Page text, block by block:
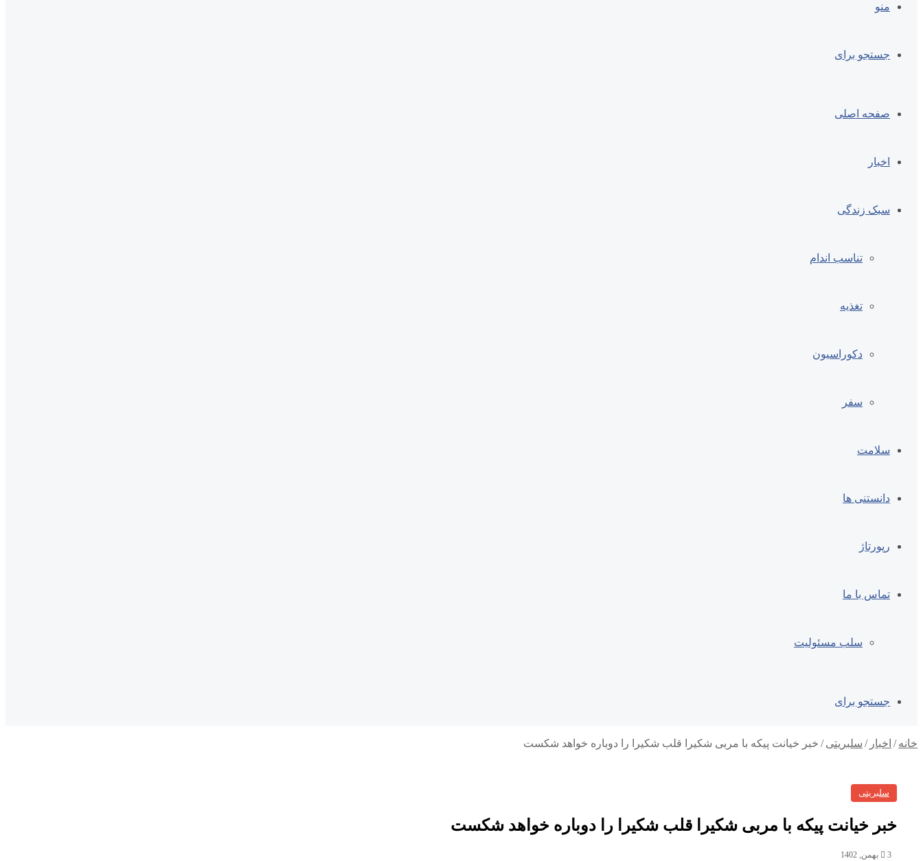
منو
جستجو برای
صفحه اصلی
اخبار
سبک زندگی
تناسب اندام
تغذیه
دکوراسیون
سفر
سلامت
دانستنی ها
رپورتاژ
تماس با ما
سلب مسئولیت
جستجو برای
خانه / اخبار / سلبریتی / خبر خیانت پیکه با مربی شکیرا قلب شکیرا را دوباره خواهد شکست
سلبریتی
خبر خیانت پیکه با مربی شکیرا قلب شکیرا را دوباره خواهد شکست
3 بهمن, 1402